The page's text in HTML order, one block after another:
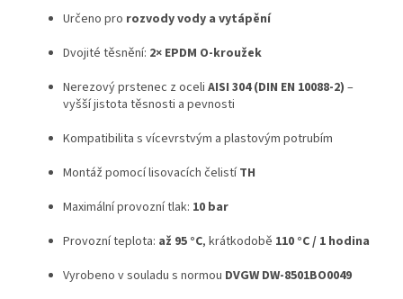
Určeno pro rozvody vody a vytápění
Dvojité těsnění: 2× EPDM O-kroužek
Nerezový prstenec z oceli AISI 304 (DIN EN 10088-2) –
vyšší jistota těsnosti a pevnosti
Kompatibilita s vícevrstvým a plastovým potrubím
Montáž pomocí lisovacích čelistíTH
Maximální provozní tlak: 10 bar
Provozní teplota: až 95 °C, krátkodobě 110 °C / 1 hodina
Vyrobeno v souladu s normou DVGW DW-8501BO0049